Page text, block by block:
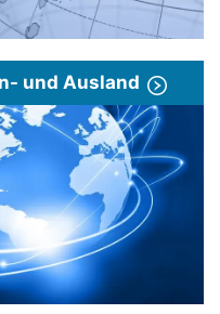
und Ausland